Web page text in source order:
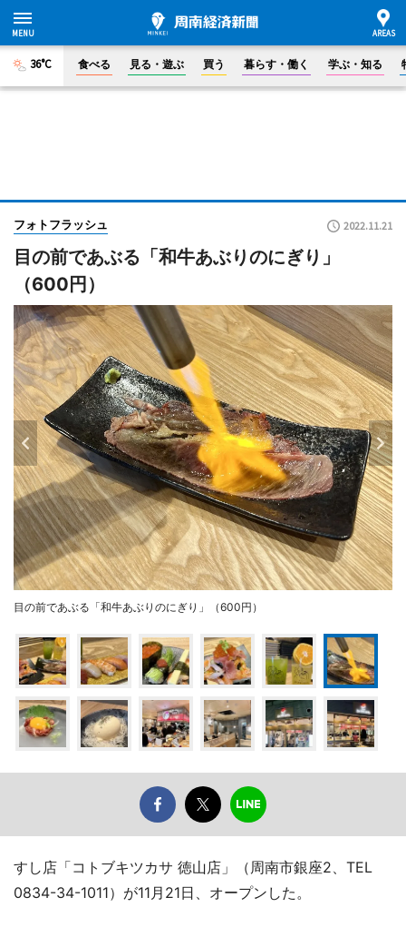
36°C 食べる 見る・遊ぶ 買う 暮らす・働く 学ぶ・知る
フォトフラッシュ 2022.11.21
目の前であぶる「和牛あぶりのにぎり」
（600円）
目の前であぶる「和牛あぶりのにぎり」（600円）
すし店「コトブキツカサ 徳山店」（周南市銀座2、TEL
0834-34-1011）が11月21日、オープンした。